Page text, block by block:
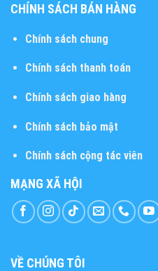
CHÍNH SÁCH BÁN HÀNG
Chính sách chung
Chính sách thanh toán
Chính sách giao hàng
Chính sách bảo mật
Chính sách cộng tác viên
MẠNG XÃ HỘI
VỀ CHÚNG TÔI